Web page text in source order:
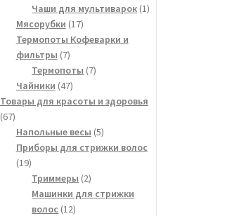
товаров
Чаши для мультиварок 11
Мясорубки 1717
товаров
Термопоты Кофеварки и
фильтры 77
товаров
Термопоты 77
Чайники 4747
товаров
Товары для красоты и здоровья
6767
товаров
Напольные весы 55
товаров
Приборы для стрижки волос
1919
товаров
Триммеры 22
товара
Машинки для стрижки
волос 1212